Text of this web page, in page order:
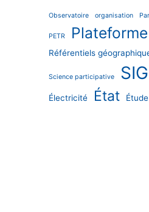
Observatoire organisation
PETR Plateforme
Référentiels
Science participative SIG
Électricité État